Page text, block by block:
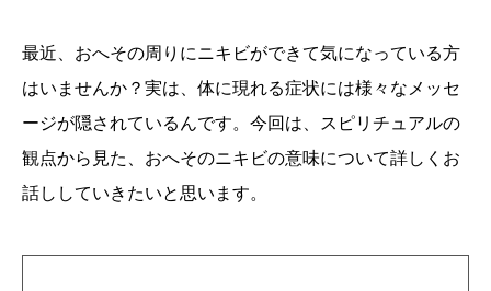
最近、おへその周りにニキビができて気になっている方
はいませんか？実は、体に現れる症状には様々なメッセ
ージが隠されているんです。今回は、スピリチュアルの
観点から見た、おへそのニキビの意味について詳しくお
話ししていきたいと思います。